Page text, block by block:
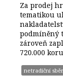
Za prodej
tematikou
podmíněný
zároveň
720.000
netradiční